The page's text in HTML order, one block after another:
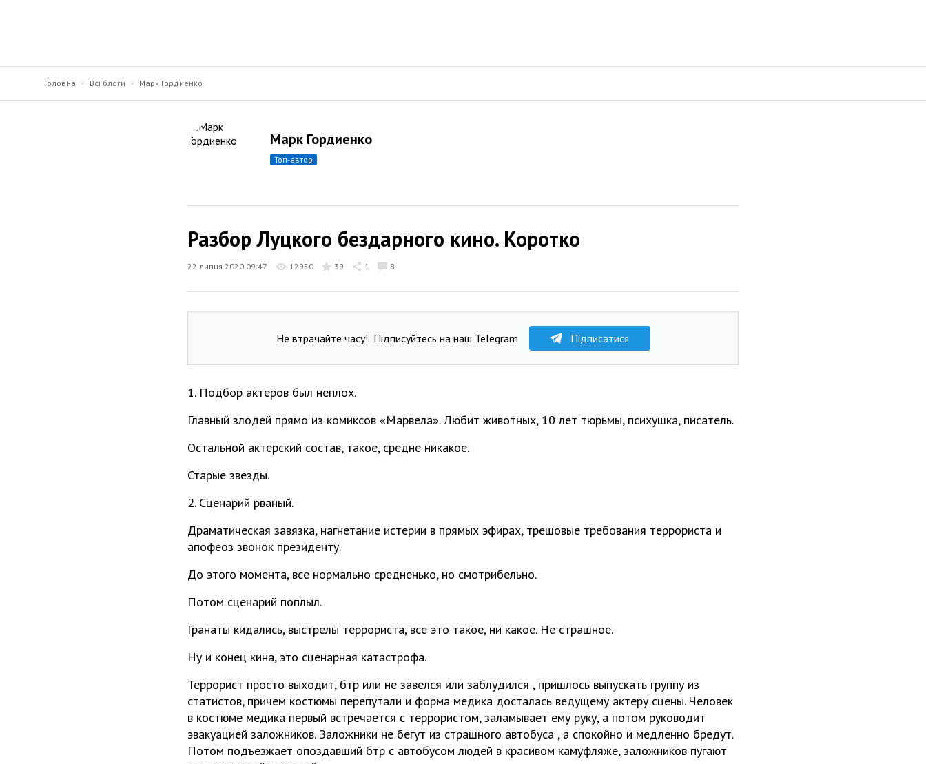
Головна Всі блоги Марк Гордиенко
Марк Гордиенко
топ-автор
Разбор Луцкого бездарного кино. Коротко
22 липня 2020 09:47 12950 39 1 8
Не втрачайте часу! Підписуйтесь на наш Telegram Підписатися
1. Подбор актеров был неплох.
Главный злодей прямо из комиксов «Марвела». Любит животных, 10 лет тюрьмы, психушка, писатель.
Остальной актерский состав, такое, средне никакое.
Старые звезды.
2. Сценарий рваный.
Драматическая завязка, нагнетание истерии в прямых эфирах, трешовые требования террориста и
апофеоз звонок президенту.
До этого момента, все нормально средненько, но смотрибельно.
Потом сценарий поплыл.
Гранаты кидались, выстрелы террориста, все это такое, ни какое. Не страшное.
Ну и конец кина, это сценарная катастрофа.
Террорист просто выходит, бтр или не завелся или заблудился , пришлось выпускать группу из
статистов, причем костюмы перепутали и форма медика досталась ведущему актеру сцены. Человек
в костюме медика первый встречается с террористом, заламывает ему руку, а потом руководит
эвакуацией заложников. Заложники не бегут из страшного автобуса , а спокойно и медленно бредут.
Потом подъезжает опоздавший бтр с автобусом людей в красивом камуфляже, заложников пугают